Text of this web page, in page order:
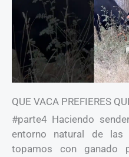
QUE VACA PREFIERES
#parte4 Haciendo
entorno natural de las
topamos con ganado